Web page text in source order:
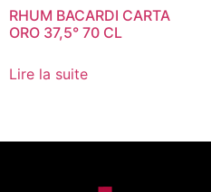
RHUM BACARDI CARTA
ORO 37,5° 70 CL
Lire la suite